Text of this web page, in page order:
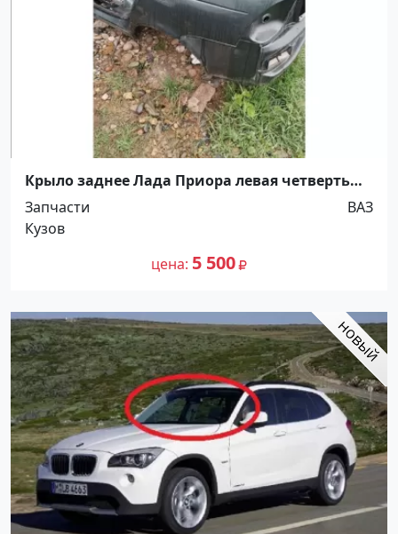
Крыло заднее Лада Приора левая четверть
Краснодар
Запчасти
ВАЗ
Кузов
цена 5 500